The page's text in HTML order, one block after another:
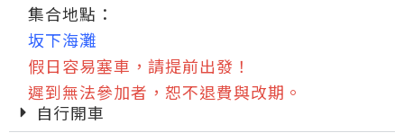
集合地點：
坂下海灘
假日容易塞車，請提前出發！
遲到無法參加者，恕不退費與改期。
自行開車